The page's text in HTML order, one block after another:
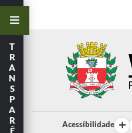
Acessibilidade
T
R
A
N
S
P
A
R
Ê